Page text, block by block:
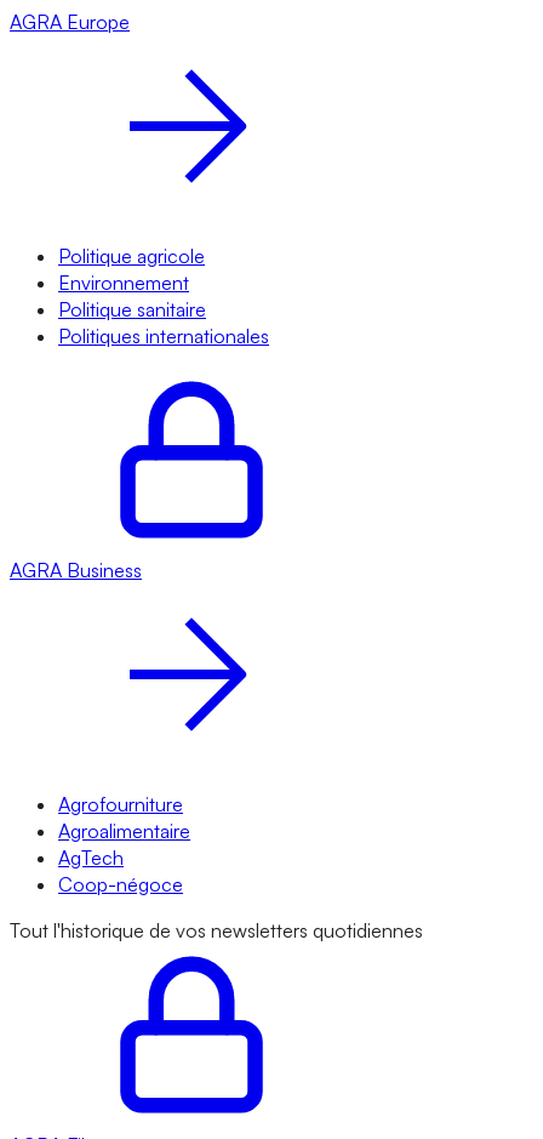
AGRA Europe
Politique agricole
Environnement
Politique sanitaire
Politiques internationales
AGRA Business
Agrofourniture
Agroalimentaire
AgTech
Coop-négoce
Tout l'historique de vos newsletters quotidiennes